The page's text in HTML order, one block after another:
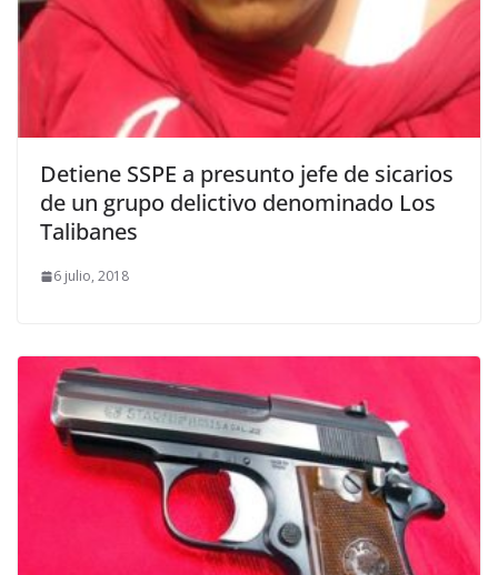
Detiene SSPE a presunto jefe de sicarios
de un grupo delictivo denominado Los
Talibanes
6 julio, 2018